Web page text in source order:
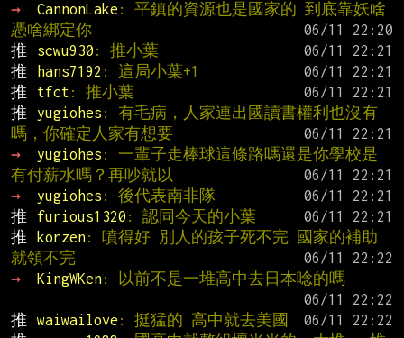
→ CannonLake : 平鎮的資源也是國家的 到底靠妖啥
憑啥綁定你
推
scwu930 : 推小葉
推
hans7192 : 這局小葉+1
推
tfct : 推小葉
推
yugiohes : 有毛病，人家連出國讀書權利也沒有
嗎，你確定人家有想要
→
yugiohes : 一輩子走棒球這條路嗎還是你學校是
有付薪水嗎？再吵就以
→
yugiohes : 後代表南非隊
推
furious1320 : 認同今天的小葉
推
korzen: 噴得好 別人的孩子死不完 國家的補助
就領不完
→
KingWKen: 以前不是一堆高中去日本唸的嗎
推
waiwailove : 挺猛的 高中就去美國